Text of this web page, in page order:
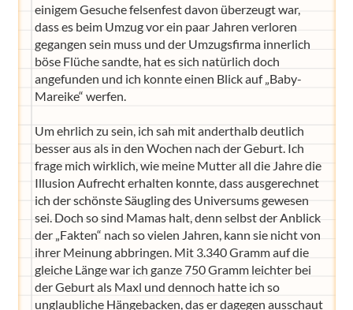
einigem Gesuche felsenfest davon überzeugt war,
dass es beim Umzug vor ein paar Jahren verloren
gegangen sein muss und der Umzugsfirma innerlich
böse Flüche sandte, hat es sich natürlich doch
angefunden und ich konnte einen Blick auf „Baby-
Mareike“ werfen.
Um ehrlich zu sein, ich sah mit anderthalb deutlich
besser aus als in den Wochen nach der Geburt. Ich
frage mich wirklich, wie meine Mutter all die Jahre die
Illusion Aufrecht erhalten konnte, dass ausgerechnet
ich der schönste Säugling des Universums gewesen
sei. Doch so sind Mamas halt, denn selbst der Anblick
der „Fakten“ nach so vielen Jahren, kann sie nicht von
ihrer Meinung abbringen. Mit 3.340 Gramm auf die
gleiche Länge war ich ganze 750 Gramm leichter bei
der Geburt als Maxl und dennoch hatte ich so
unglaubliche Hängebacken, das er dagegen ausschaut